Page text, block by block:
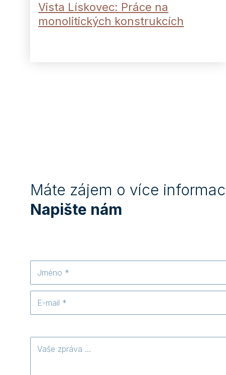
Vista Lískovec: Práce na
monolitických konstrukcích
Máte zájem o více
Napište nám
mail*
zpráva